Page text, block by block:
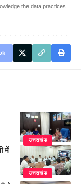
the data practices
उत्तराखंड
उत्तराखंड
में